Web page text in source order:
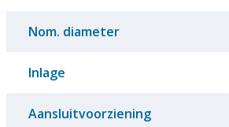
Nom. diameter
Inlage
Aansluitvoorziening